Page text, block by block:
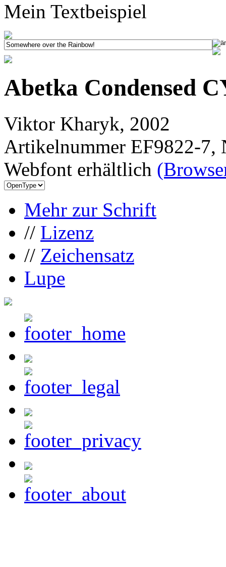
Mein Textbeispiel
Abetka Condensed
Viktor Kharyk, 2002
Artikelnummer EF9822-7,
Webfont erhältlich
Mehr zur Schrift
// Lizenz
// Zeichensatz
Lupe